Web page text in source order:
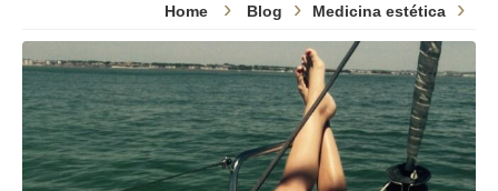
Home Blog Medicina estética